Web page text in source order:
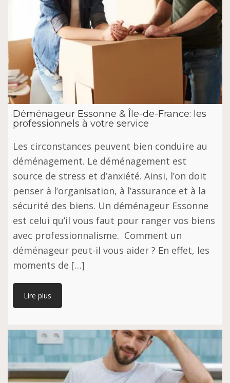
Déménageur Essonne & Île-de-France: les
professionnels à votre service
Les circonstances peuvent bien conduire au
déménagement. Le déménagement est
source de stress et d’anxiété. Ainsi, l’on doit
penser à l’organisation, à l’assurance et à la
sécurité des biens. Un déménageur Essonne
est celui qu’il vous faut pour ranger vos biens
avec professionnalisme. Comment un
déménageur peut-il vous aider ? En effet, les
moments de […]
Lire plus